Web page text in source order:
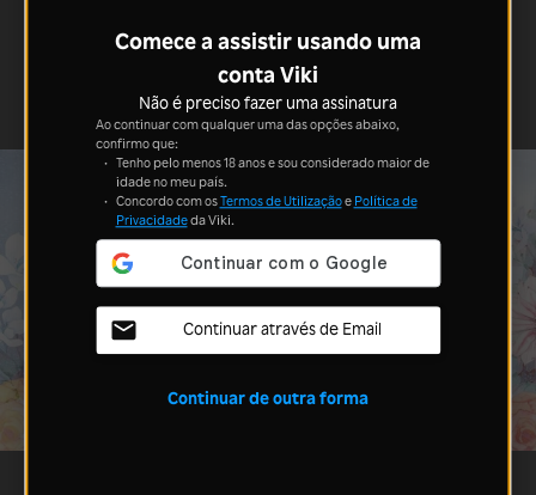
Comece a assistir usando uma
conta Viki
Não é preciso fazer uma assinatura
Ao continuar com qualquer uma das opções abaixo,
confirmo que:
Tenho pelo menos 18 anos e sou considerado maior de
idade no meu país.
Concordo com osTermos de Utilizaçãoe Política de
Privacidadeda Viki.
Continuar através de Email
Continuar de outra forma